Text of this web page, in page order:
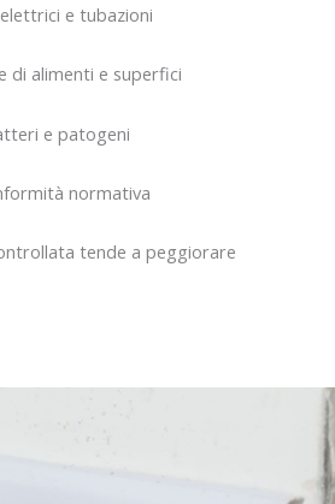
e tubazioni
di alimenti e superfici
e patogeni
normativa
tende a peggiorare